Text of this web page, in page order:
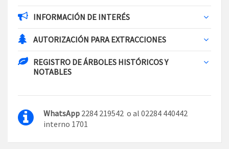
INFORMACIÓN DE INTERÉS
AUTORIZACIÓN PARA EXTRACCIONES
REGISTRO DE ÁRBOLES HISTÓRICOS Y
NOTABLES
WhatsApp 2284 219542 o al 02284 440442
interno 1701